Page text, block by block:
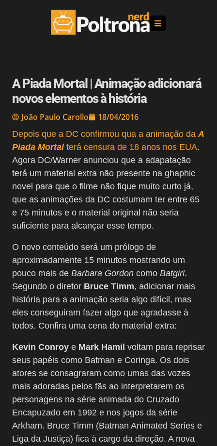
A Piada Mortal | Animação adicionará
novos elementos à história
João Paulo Carollo 18/04/2016
Depois que a DC confirmou qua a animação da A
Piada Mortalterá censura de 18 anos nos EUA.
Agora DC/Warner anunciou que a adapatação
terá um material extra não presente na ghaphic
novel para que o filme não fique muito curto já,
que as animações da DC costumam ter entre 65
e 75 minutos e o material original não seria
suficiente para alcançar esse tempo.
O novo conteúdo será um prólogo de
aproximadamente 15 minutos mostrando um
pouco mais de Barbara Gordon como Batgirl.
Segundo o diretor Bruce Timm, adicionar mais
história para a animação seria algo difícil, mas
eles conseguiram fazer algo que agradasse à
todos. Confira uma cena do material extra:
Kevin Conroy e Mark Hamil voltam para reprisar
seus papéis como Batman e Coringa. Os dois
atores se consagraram como umas das vozes
mais adoradas pelos fãs ao interpretarem os
personagens na série animada do Cruzado
Encapuzado em 1992 e nos jogos da série
Arkham. Bruce Timm (Batman Animated Series e
Liga da Justiça) fica à cargo da direção. A nova